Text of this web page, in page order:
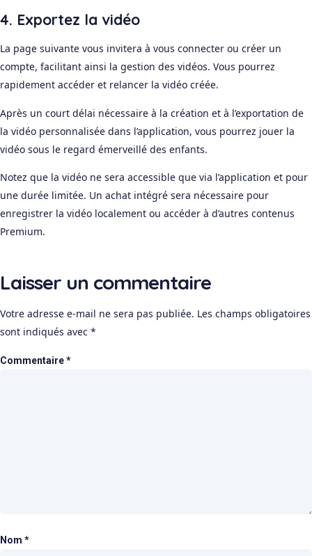
4. Exportez la vidéo
La page suivante vous invitera à vous connecter ou créer un
compte, facilitant ainsi la gestion des vidéos. Vous pourrez
rapidement accéder et relancer la vidéo créée.
Après un court délai nécessaire à la création et à l’exportation de
la vidéo personnalisée dans l’application, vous pourrez jouer la
vidéo sous le regard émerveillé des enfants.
Notez que la vidéo ne sera accessible que via l’application et pour
une durée limitée. Un achat intégré sera nécessaire pour
enregistrer la vidéo localement ou accéder à d’autres contenus
Premium.
Laisser un commentaire
Votre adresse e-mail ne sera pas publiée. Les champs obligatoires
sont indiqués avec *
Commentaire*
Nom *